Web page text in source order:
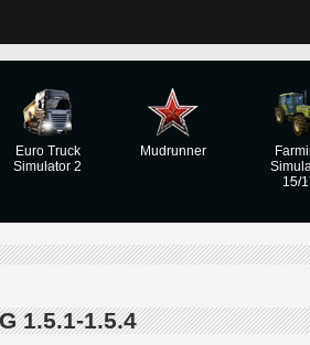
Euro Truck
Simulator 2
Mudrunner
15/
1.5.1-1.5.4